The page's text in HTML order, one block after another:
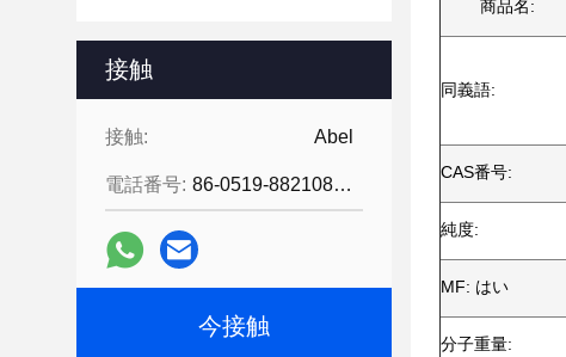
接触
接触: Abel
電話番号: 86-0519-88210855
今接触
商品名:
同義語:
CAS番号:
純度:
MF: はい
分子重量: